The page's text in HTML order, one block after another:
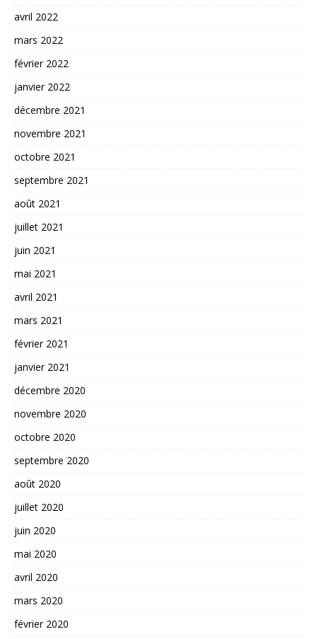
avril 2022
mars 2022
février 2022
janvier 2022
décembre 2021
novembre 2021
octobre 2021
septembre 2021
août 2021
juillet 2021
juin 2021
mai 2021
avril 2021
mars 2021
février 2021
janvier 2021
décembre 2020
novembre 2020
octobre 2020
septembre 2020
août 2020
juillet 2020
juin 2020
mai 2020
avril 2020
mars 2020
février 2020